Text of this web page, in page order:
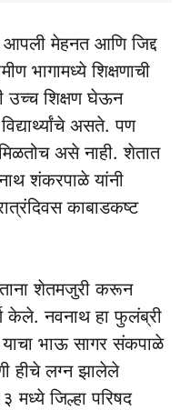
मेहनत आणि जिद्द
भागामध्ये शिक्षणाची
उच्च शिक्षण घेऊन
असते. पण
मिळतोच असे नाही. शेतात
शंकरपाळे यांनी
काबाडकष्ट
शेतमजुरी करून
केले. नवनाथ हा फुलंब्री
भाऊ सागर संकपाळे
हीचे लग्न झालेले
जिल्हा परिषद